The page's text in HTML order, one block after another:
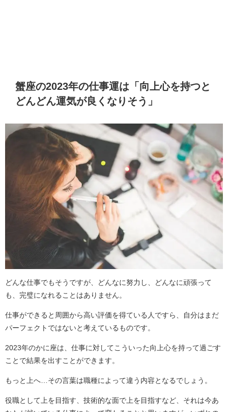
蟹座の2023年の仕事運は「向上心を持つと
どんどん運気が良くなりそう」
どんな仕事でもそうですが、どんなに努力し、どんなに頑張って
も、完璧になれることはありません。
仕事ができると周囲から高い評価を得ている人ですら、自分はまだ
パーフェクトではないと考えているものです。
2023年のかに座は、仕事に対してこういった向上心を持って過ごす
ことで結果を出すことができます。
もっと上へ…その言葉は職種によって違う内容となるでしょう。
役職として上を目指す、技術的な面で上を目指すなど、それは今あ